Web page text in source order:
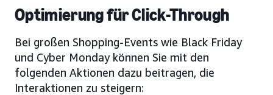
Optimierung für Click-Through
Bei großen Shopping-Events wie Black Friday
und Cyber Monday können Sie mit den
folgenden Aktionen dazu beitragen, die
Interaktionen zu steigern: